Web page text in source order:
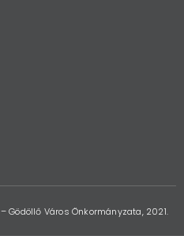
Gödöllő Város Önkormányzata, 2021.